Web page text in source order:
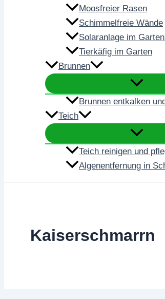
Moosfreier Rasen
Schimmelfreie Wände
Solaranlage im
Tierkäfig im Garten
Brunnen
Brunnen entkalken
Teich
Teich reinigen und
Algenentfernung in
Kaiserschmarrn